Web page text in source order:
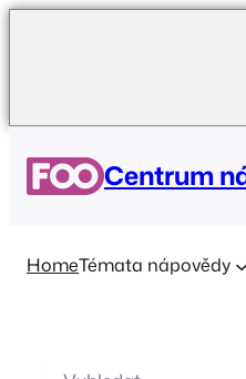
Centrum
HomeTémata nápovědy